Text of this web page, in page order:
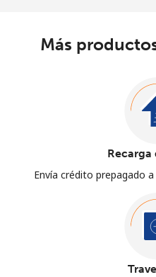
Más
Recarga
Envía crédito prepagado